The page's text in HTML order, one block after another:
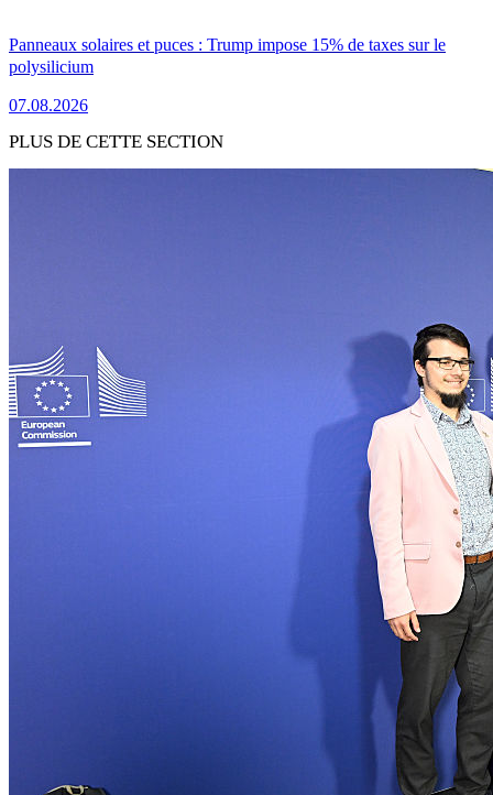
Panneaux solaires et puces : Trump impose 15% de taxes sur le
polysilicium
07.08.2026
PLUS DE CETTE SECTION